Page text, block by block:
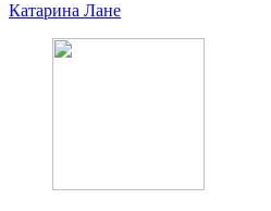
Катарина Лане